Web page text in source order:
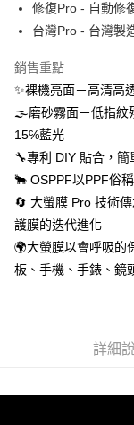
修復Pro - 自動修
台灣Pro - 台灣製
銷售重點
✨裸機亮面－高清高
🌫磨砂霧面－低指紋
15℅藍光
🔧專利 DIY 貼合，簡
🐂 OSPPF以PPF俗
🔄 大螢膜 Pro 技術
護膜的迭代進化
🌍大螢膜以會呼吸的
板、手機、手錶、鏡
詳細